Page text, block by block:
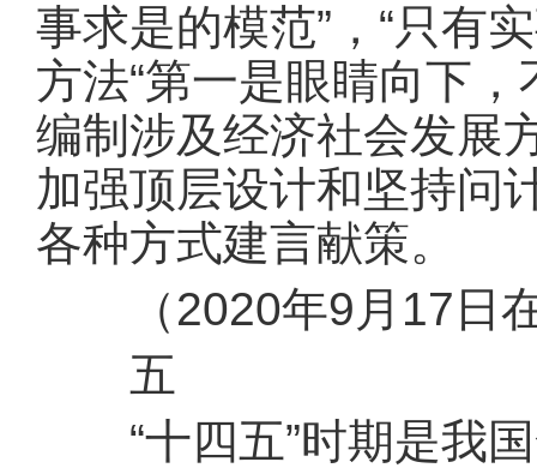
事求是的模范”，“只有
方法“第一是眼睛向下
编制涉及经济社会发展
加强顶层设计和坚持问
各种方式建言献策。
（2020年9月17日在
五
“十四五”时期是我国